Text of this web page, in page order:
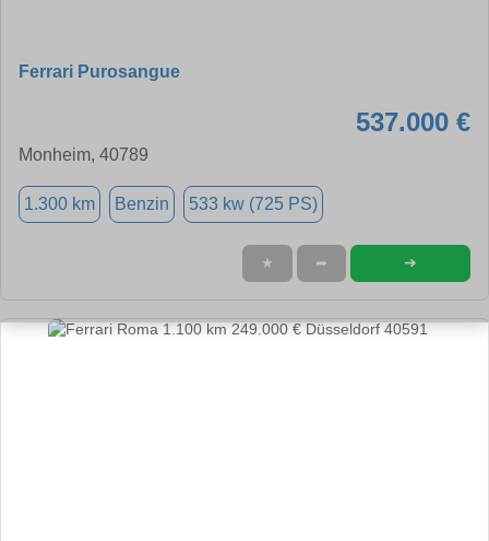
Ferrari Purosangue
537.000 €
Monheim, 40789
1.300 km Benzin 533 kw (725 PS)
★ ➦ ➜